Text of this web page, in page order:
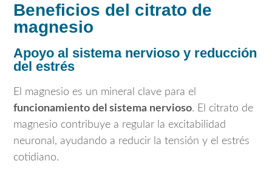
Beneficios del citrato de
magnesio
Apoyo al sistema nervioso y reducción
del estrés
El magnesio es un mineral clave para el
funcionamiento del sistema nervioso. El citrato de
magnesio contribuye a regular la excitabilidad
neuronal, ayudando a reducir la tensión y el estrés
cotidiano.